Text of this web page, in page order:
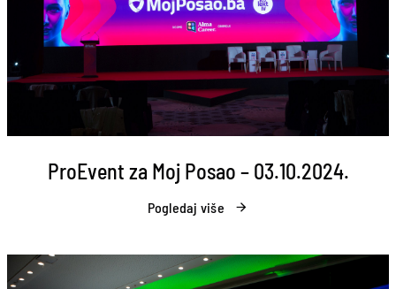
ProEvent za Moj Posao – 03.10.2024.
Pogledaj više